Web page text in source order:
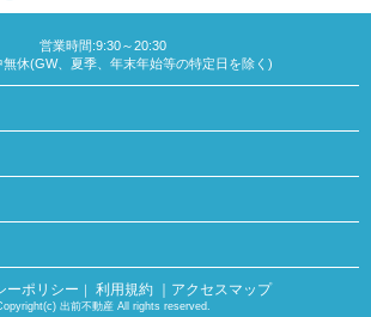
営業時間:9:30～20:30
無休(GW、夏季、年末年始等の特定日を除く)
ーポリシー 利用規約 ｜アクセスマップ
出前不動産 All rights reserved.